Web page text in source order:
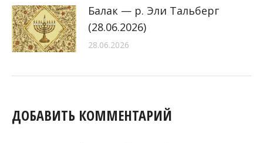
Балак — р. Эли Тальберг
(28.06.2026)
28.06.2026
ДОБАВИТЬ КОММЕНТАРИЙ